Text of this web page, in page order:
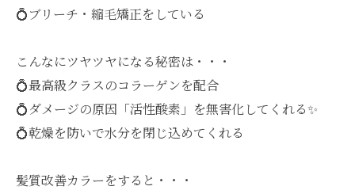
💍ブリーチ・縮毛矯正をしている
こんなにツヤツヤになる秘密は・・・
💍最高級クラスのコラーゲンを配合
💍ダメージの原因「活性酸素」を無害化してくれる✨
💍乾燥を防いで水分を閉じ込めてくれる
髪質改善カラーをすると・・・